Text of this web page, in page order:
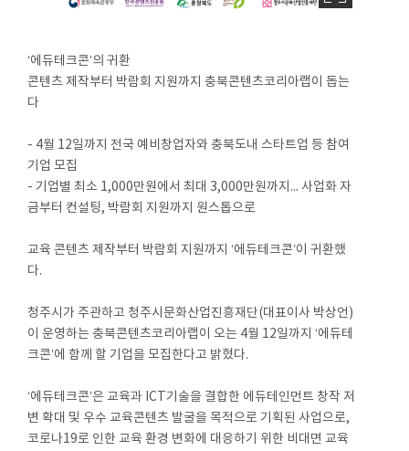
‘에듀테크콘’의 귀환
콘텐츠 제작부터 박람회 지원까지 충북콘텐츠코리아랩이 돕는
다
- 4월 12일까지 전국 예비창업자와 충북도내 스타트업 등 참여
기업 모집
- 기업별 최소 1,000만원에서 최대 3,000만원까지... 사업화 자
금부터 컨설팅, 박람회 지원까지 원스톱으로
교육 콘텐츠 제작부터 박람회 지원까지 ‘에듀테크콘’이 귀환했
다.
청주시가 주관하고 청주시문화산업진흥재단(대표이사 박상언)
이 운영하는 충북콘텐츠코리아랩이 오는 4월 12일까지 ‘에듀테
크콘’에 함께 할 기업을 모집한다고 밝혔다.
‘에듀테크콘’은 교육과 ICT기술을 결합한 에듀테인먼트 창작 저
변 확대 및 우수 교육콘텐츠 발굴을 목적으로 기획된 사업으로,
코로나19로 인한 교육 환경 변화에 대응하기 위한 비대면 교육